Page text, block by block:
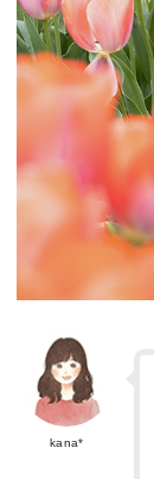
kana*